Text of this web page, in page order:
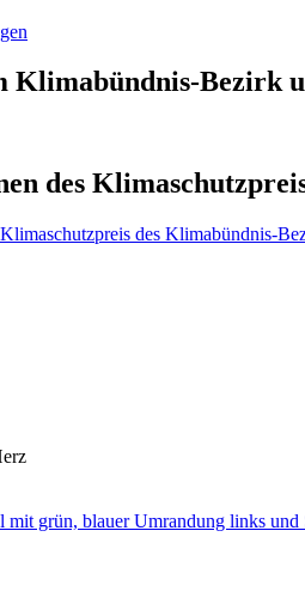
Klimabündnis-Bezirk
des
des Klimabündnis-